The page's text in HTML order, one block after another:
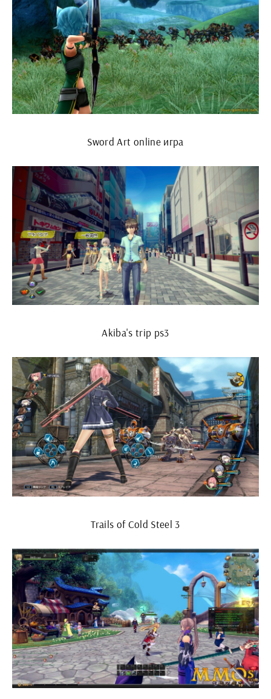
Sword Art online игра
Akiba's trip ps3
Trails of Cold Steel 3